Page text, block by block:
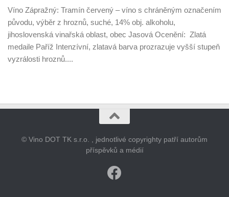
Víno Zápražný: Tramín červený – víno s chráněným označením
původu, výběr z hroznů, suché, 14% obj. alkoholu,
jihoslovenská vinařská oblast, obec Jasová Ocenění: Zlatá
medaile Paříž Intenzívní, zlatavá barva prozrazuje vyšší stupeň
vyzrálosti hroznů....
© Vino DOT TK s.r.o. , jednotlivé copyrighty patří autorům
příspěvků a médií